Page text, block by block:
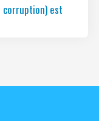
corruption) est